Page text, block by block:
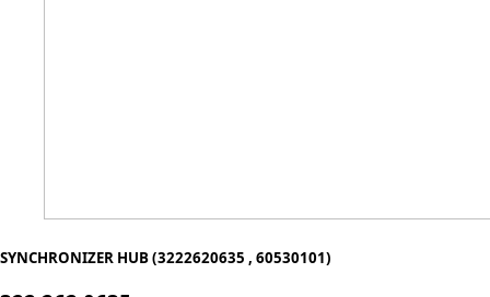
SYNCHRONIZER HUB (3222620635 , 60530101)